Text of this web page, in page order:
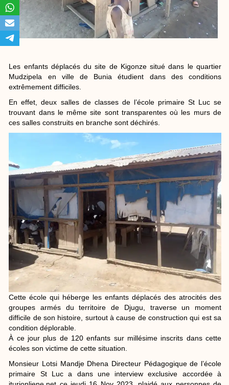
Les enfants déplacés du site de Kigonze situé dans le quartier
Mudzipela en ville de Bunia étudient dans des conditions
extrêmement difficiles.
En effet, deux salles de classes de l’école primaire St Luc se
trouvant dans le même site sont transparentes où les murs de
ces salles construits en branche sont déchirés.
Cette école qui héberge les enfants déplacés des atrocités des
groupes armés du territoire de Djugu, traverse un moment
difficile de son histoire, surtout à cause de construction qui est sa
condition déplorable.
À ce jour plus de 120 enfants sur millésime inscrits dans cette
écoles son victime de cette situation.
Monsieur Lotsi Mandje Dhena Directeur Pédagogique de l’école
primaire St Luc a dans une interview exclusive accordée à